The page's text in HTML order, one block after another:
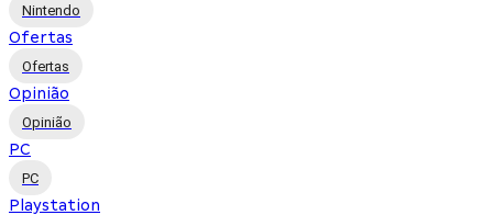
Nintendo
Ofertas
Ofertas
Opinião
Opinião
PC
PC
Playstation